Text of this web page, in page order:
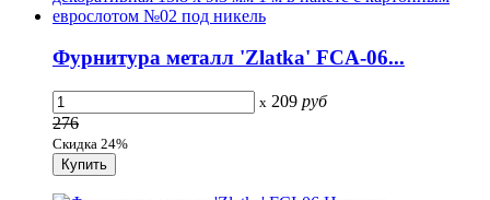
Фурнитура металл 'Zlatka' FCA-06...
x 209 руб
276
Скидка 24%